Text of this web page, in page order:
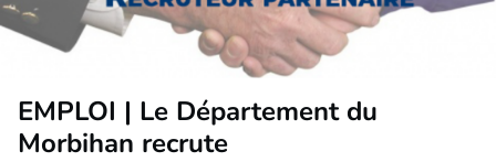
EMPLOI | Le Département du
Morbihan recrute